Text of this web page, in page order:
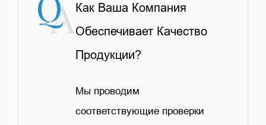
Как Ваша Компания
Обеспечивает Качество
Продукции?
Мы проводим
соответствующие проверки